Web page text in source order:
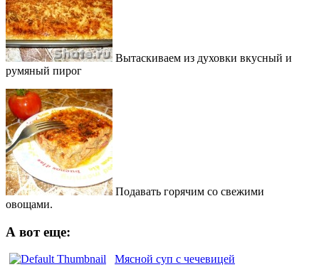
Вытаскиваем из духовки вкусный и
румяный пирог
Подавать горячим со свежими
овощами.
А вот еще:
Мясной суп с чечевицей